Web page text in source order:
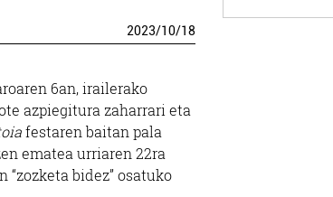
2023/10/18
6an, irailerako
azpiegitura zaharrari eta
festaren baitan pala
ematea urriaren 22ra
bidez” osatuko